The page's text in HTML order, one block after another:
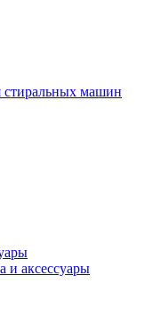
машин
и аксессуары